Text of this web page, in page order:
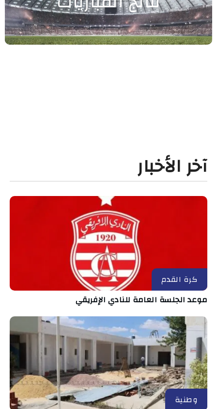
آخر الأخبار
كرة القدم
موعد الجلسة العامة للنادي الإفريقي
وطنية